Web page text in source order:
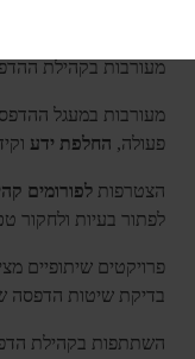
מעורבות בקהילת
מעורבות במעגל
פעולה, החלפת ידע
הצטרפותלפורומים
לפתור בעיות ולחקור
פרויקטים שיתופיים
בדיקת שיטות הדפסה
השתתפות בקהילת